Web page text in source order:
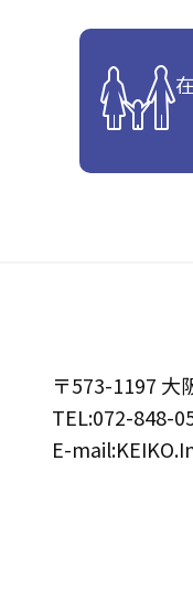
〒573-1197 大
TEL:072-848-
E-